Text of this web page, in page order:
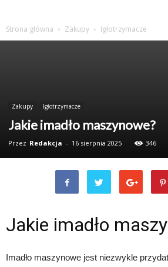
Strona główna Zakupy Igłotrzymacze
Zakupy Igłotrzymacze
Jakie imadło maszynowe?
Przez Redakcja - 16 sierpnia 2025 346
Jakie imadło
Imadło maszynowe jest niezwykle